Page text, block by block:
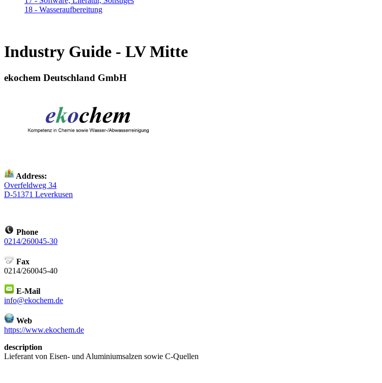
18 - Wasseraufbereitung
Industry Guide - LV Mitte
ekochem Deutschland GmbH
Address:
Overfeldweg 34
D-51371 Leverkusen
Phone
0214/260045-30
Fax
0214/260045-40
E-Mail
info@ekochem.de
Web
https://www.ekochem.de
description
Lieferant von Eisen- und Aluminiumsalzen sowie C-Quellen